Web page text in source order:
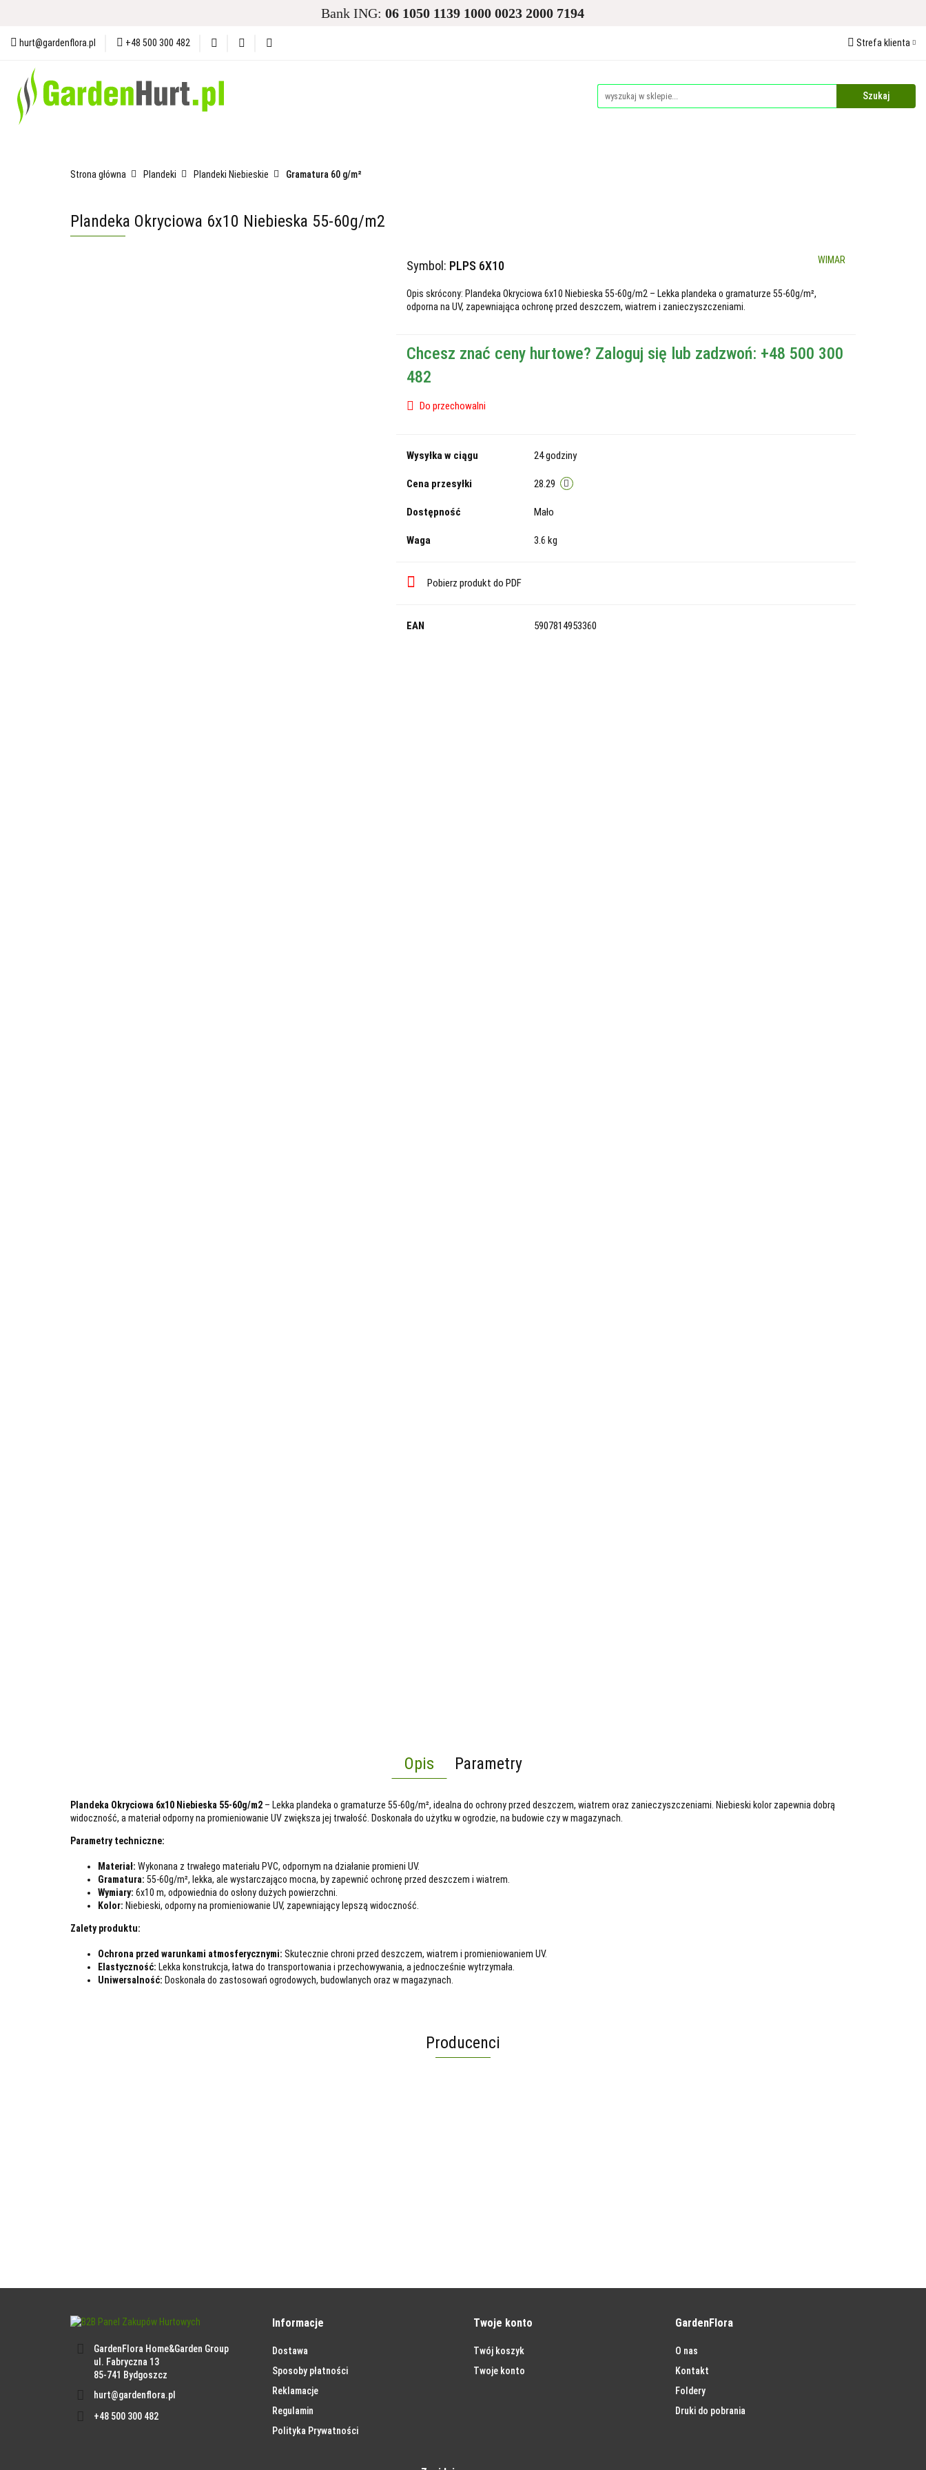
Bank ING: 06 1050 1139 1000 0023 2000 7194
hurt@gardenflora.pl +48 500 300 482 Strefa klienta
Zarejestruj się
Akcesoria Pakowe
Strona główna Plandeki Plandeki Niebieskie Gramatura 60 g/m²
Plandeka Okryciowa 6x10 Niebieska 55-60g/m2
Symbol: PLPS 6X10 WIMAR
Opis skrócony: Plandeka Okryciowa 6x10 Niebieska 55-60g/m2 – Lekka plandeka o gramaturze 55-60g/m²,
odporna na UV, zapewniająca ochronę przed deszczem, wiatrem i zanieczyszczeniami.
Chcesz znać ceny hurtowe? Zaloguj się lub zadzwoń: +48 500 300
482
Do przechowalni
Wysyłka w ciągu 24 godziny
Cena przesyłki 28.29
Dostępność Mało
Waga 3.6 kg
Pobierz produkt do PDF
EAN 5907814953360
Opis Parametry
Plandeka Okryciowa 6x10 Niebieska 55-60g/m2 – Lekka plandeka o gramaturze 55-60g/m², idealna do ochrony przed deszczem, wiatrem oraz zanieczyszczeniami. Niebieski kolor zapewnia dobrą
widoczność, a materiał odporny na promieniowanie UV zwiększa jej trwałość. Doskonała do użytku w ogrodzie, na budowie czy w magazynach.
Parametry techniczne:
Materiał: Wykonana z trwałego materiału PVC, odpornym na działanie promieni UV.
Gramatura: 55-60g/m², lekka, ale wystarczająco mocna, by zapewnić ochronę przed deszczem i wiatrem.
Wymiary: 6x10 m, odpowiednia do osłony dużych powierzchni.
Kolor: Niebieski, odporny na promieniowanie UV, zapewniający lepszą widoczność.
Zalety produktu:
Ochrona przed warunkami atmosferycznymi: Skutecznie chroni przed deszczem, wiatrem i promieniowaniem UV.
Elastyczność: Lekka konstrukcja, łatwa do transportowania i przechowywania, a jednocześnie wytrzymała.
Uniwersalność: Doskonała do zastosowań ogrodowych, budowlanych oraz w magazynach.
Producenci
GardenFlora Home&Garden Group
ul. Fabryczna 13
85-741 Bydgoszcz
hurt@gardenflora.pl
+48 500 300 482
Informacje
Dostawa
Sposoby płatności
Reklamacje
Regulamin
Polityka Prywatności
Twoje konto
Twój koszyk
Twoje konto
GardenFlora
O nas
Kontakt
Foldery
Druki do pobrania